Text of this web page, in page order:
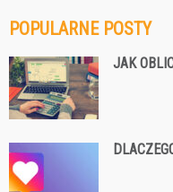
POPULARNE POSTY
JAK